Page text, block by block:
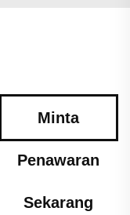
Minta
Penawaran
Sekarang